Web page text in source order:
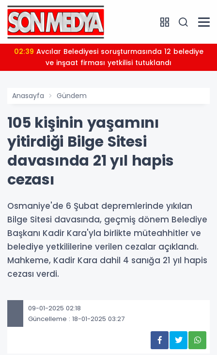
02:39
ve inşaat firması yetkilisi tutuklandı
Anasayfa Gündem
105 kişinin yaşamını
yitirdiği Bilge Sitesi
davasında 21 yıl hapis
cezası
Osmaniye'de 6 Şubat depremlerinde yıkılan
Bilge Sitesi davasında, geçmiş dönem Belediye
Başkanı Kadir Kara'yla birlikte müteahhitler ve
belediye yetkililerine verilen cezalar açıklandı.
Mahkeme, Kadir Kara dahil 4 sanığa 21 yıl hapis
cezası verdi.
09-01-2025 02:18
Güncelleme : 18-01-2025 03:27